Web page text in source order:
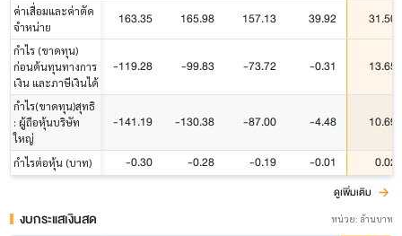
ค่าเสื่อมและค่าตัด
จำหน่าย
163.35 165.98 157.13 39.92 31.50
กำไร (ขาดทุน)
ก่อนต้นทุนทางการ
เงิน และภาษีเงินได้
-119.28 -99.83 -73.72 -0.31 13.65
กำไร(ขาดทุน)สุทธิ
: ผู้ถือหุ้นบริษัท
ใหญ่
-141.19 -130.38 -87.00 -4.48 10.69
กำไรต่อหุ้น (บาท) -0.30 -0.28 -0.19 -0.01 0.02
ดูเพิ่มเติม
งบกระแสเงินสด หน่วย: ล้านบาท